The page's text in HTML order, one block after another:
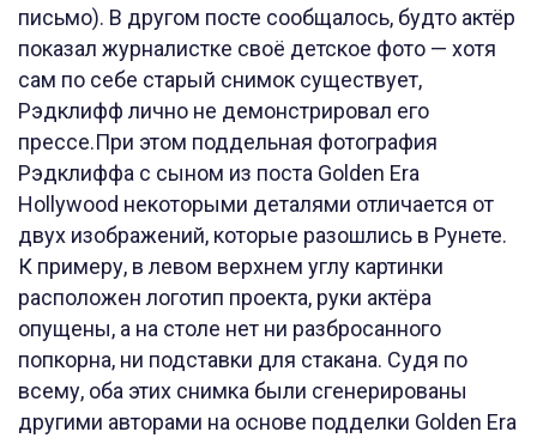
письмо). В другом посте сообщалось, будто актёр
показал журналистке своё детское фото — хотя
сам по себе старый снимок существует,
Рэдклифф лично не демонстрировал его
прессе.При этом поддельная фотография
Рэдклиффа с сыном из поста Golden Era
Hollywood некоторыми деталями отличается от
двух изображений, которые разошлись в Рунете.
К примеру, в левом верхнем углу картинки
расположен логотип проекта, руки актёра
опущены, а на столе нет ни разбросанного
попкорна, ни подставки для стакана. Судя по
всему, оба этих снимка были сгенерированы
другими авторами на основе подделки Golden Era